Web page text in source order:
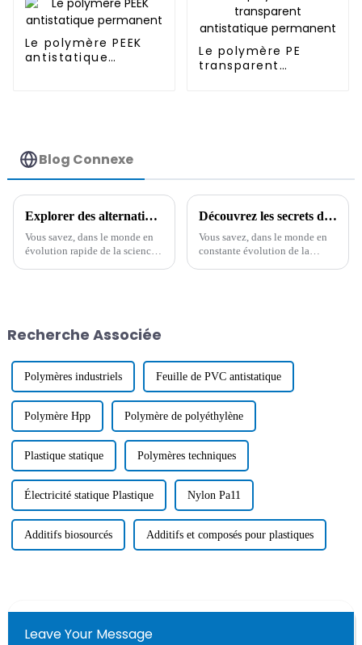
Le polymère PEEK
antistatique
Le polymère PE
transparent
Blog Connexe
Explorer des alternatives innovantes aux meilleurs additifs antistatiques pour des performances améliorées
Vous savez, dans le monde en
évolution rapide de la science
Découvrez les secrets des meilleures spécifications techniques et guide d'utilisation des Mb antistatiques
Vous savez, dans le monde en
constante évolution de la
Recherche Associée
Polymères industriels Feuille de PVC antistatique
Polymère Hpp Polymère de polyéthylène
Plastique statique Polymères techniques
Électricité statique Plastique Nylon Pa11
Additifs biosourcés Additifs et composés pour plastiques
Leave Your Message